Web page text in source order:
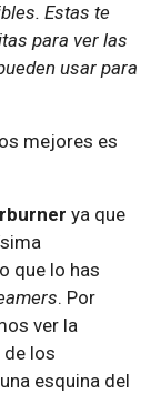
Estas te
para ver las
usar para
mejores es
ya que
que lo has
. Por
ver la
los
esquina del